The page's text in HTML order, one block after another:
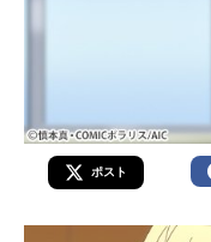
ポスト